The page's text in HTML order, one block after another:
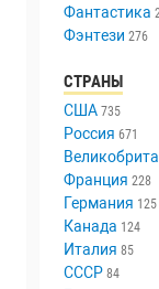
Фантастика
Фэнтези 276
СТРАНЫ
США 735
Россия 671
Франция 228
Германия 125
Канада 124
Италия 85
СССР 84